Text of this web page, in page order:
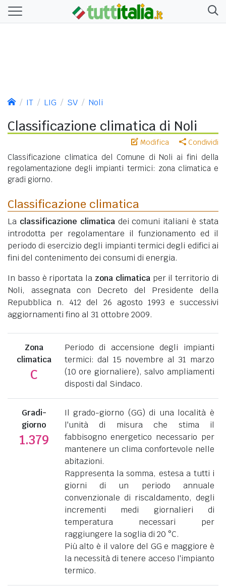
IT LIG SV Noli
Classificazione climatica di Noli
Modifica Condividi
Classificazione climatica del Comune di Noli ai fini della
regolamentazione degli impianti termici: zona climatica e
gradi giorno.
Classificazione climatica
La classificazione climaticadei comuni italiani è stata
introdotta per regolamentare il funzionamento ed il
periodo di esercizio degli impianti termici degli edifici ai
fini del contenimento dei consumi di energia.
In basso è riportata la zona climaticaper il territorio di
Noli, assegnata con Decreto del Presidente della
Repubblica n. 412 del 26 agosto 1993 e successivi
aggiornamenti fino al 31 ottobre 2009.
Zona
climatica
C
Periodo di accensione degli impianti
termici: dal 15 novembre al 31 marzo
(10 ore giornaliere), salvo ampliamenti
disposti dal Sindaco.
Gradi-
giorno
1.379
Il grado-giorno (GG) di una località è
l'unità di misura che stima il
fabbisogno energetico necessario per
mantenere un clima confortevole nelle
abitazioni.
Rappresenta la somma, estesa a tutti i
giorni di un periodo annuale
convenzionale di riscaldamento, degli
incrementi medi giornalieri di
temperatura necessari per
raggiungere la soglia di 20 °C.
Più alto è il valore del GG e maggiore è
la necessità di tenere acceso l'impianto
termico.